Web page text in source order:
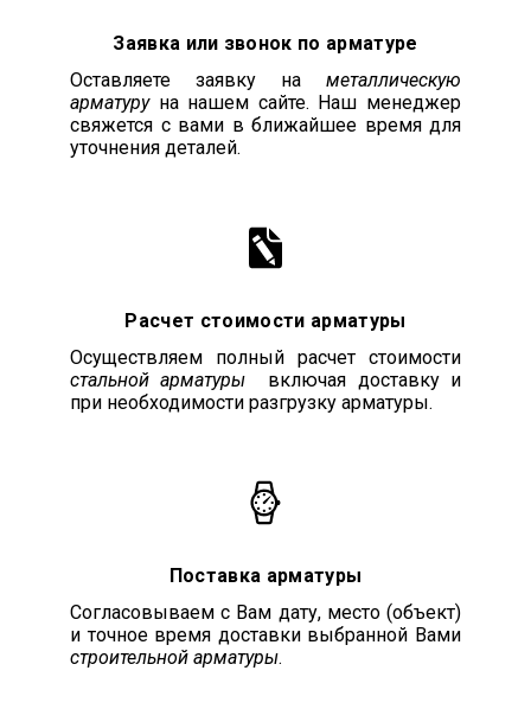
Заявка или звонок по арматуре
Оставляете заявку на металлическую
арматуруна нашем сайте. Наш менеджер
свяжется с вами в ближайшее время для
уточнения деталей.
Расчет стоимости арматуры
Осуществляем полный расчет стоимости
стальной арматуры
включая доставку и
при необходимости разгрузку арматуры.
Поставка арматуры
Согласовываем с Вам дату, место (объект)
и точное время доставки выбранной Вами
строительной арматуры.